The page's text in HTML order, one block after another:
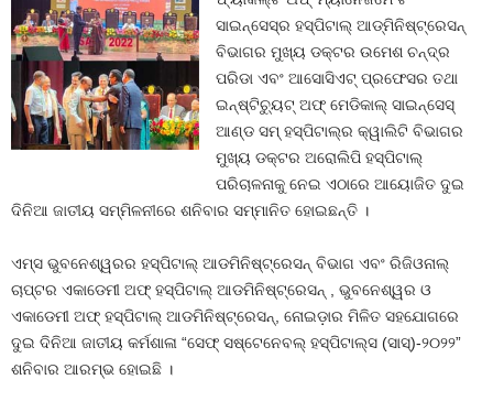
ସାଇନ୍‌ସେସ୍‌ର ହସ୍ପିଟାଲ୍ ଆଡ୍‌ମିନିଷ୍ଟ୍ରେସନ୍
ବିଭାଗର ମୁଖ୍ୟ ଡକ୍ଟର ଉମେଶ ଚନ୍ଦ୍ର
ପରିଡା ଏବଂ ଆସୋସିଏଟ୍ ପ୍ରଫେସର ତଥା
ଇନ୍‌ଷ୍ଟିଚ୍ୟୁଟ୍ ଅଫ୍ ମେଡିକାଲ୍ ସାଇନ୍‌ସେସ୍
ଆଣ୍ଡ ସମ୍ ହସ୍ପିଟାଲ୍‌ର କ୍ୱାଲିଟି ବିଭାଗର
ମୁଖ୍ୟ ଡକ୍ଟର ଅରୋଲିପି ହସ୍ପିଟାଲ୍
ପରିଚାଳନାକୁ ନେଇ ଏଠାରେ ଆୟୋଜିତ ଦୁଇ
ଦିନିଆ ଜାତୀୟ ସମ୍ମିଳନୀରେ ଶନିବାର ସମ୍ମାନିତ ହୋଇଛନ୍ତି ।
ଏମ୍ସ ଭୁବନେଶ୍ୱରର ହସ୍ପିଟାଲ୍ ଆଡମିନିଷ୍ଟ୍ରେସନ୍ ବିଭାଗ ଏବଂ ରିଜିଓନାଲ୍
ଚାପ୍ଟର ଏକାଡେମୀ ଅଫ୍ ହସ୍ପିଟାଲ୍ ଆଡମିନିଷ୍ଟ୍ରେସନ୍ , ଭୁବନେଶ୍ୱର ଓ
ଏକାଡେମୀ ଅଫ୍ ହସ୍ପିଟାଲ୍ ଆଡମିନିଷ୍ଟ୍ରେସନ୍‌, ନୋଇଡ଼ାର ମିଳିତ ସହଯୋଗରେ
ଦୁଇ ଦିନିଆ ଜାତୀୟ କର୍ମଶାଳା “ସେଫ୍ ସଷ୍ଟେନେବଲ୍ ହସ୍ପିଟାଲ୍‌ସ (ସାସ୍‌)-୨୦୨୨”
ଶନିବାର ଆରମ୍ଭ ହୋଇଛି ।